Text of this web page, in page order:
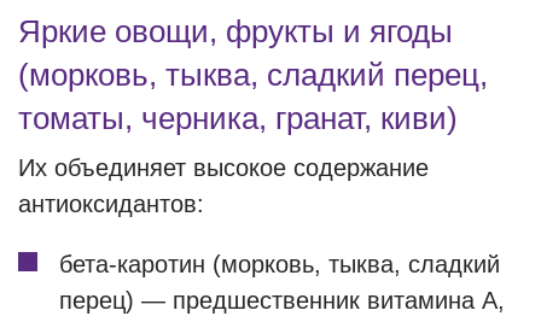
Яркие овощи, фрукты и ягоды
(морковь, тыква, сладкий перец,
томаты, черника, гранат, киви)
Их объединяет высокое содержание
антиоксидантов:
бета-каротин (морковь, тыква, сладкий
перец) — предшественник витамина А,